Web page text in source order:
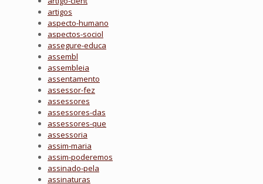
artigos
aspecto-humano
aspectos-sociol
assegure-educa
assembl
assembleia
assentamento
assessor-fez
assessores
assessores-das
assessores-que
assessoria
assim-maria
assim-poderemos
assinado-pela
assinaturas